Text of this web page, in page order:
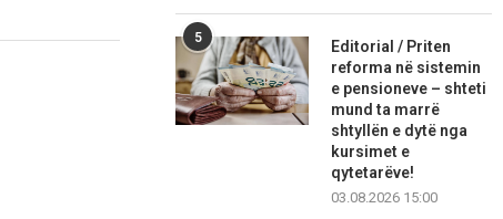
5
Editorial / Priten
reforma në sistemin
e pensioneve – shteti
mund ta marrë
shtyllën e dytë nga
kursimet e
qytetarëve!
03.08.2026 15:00